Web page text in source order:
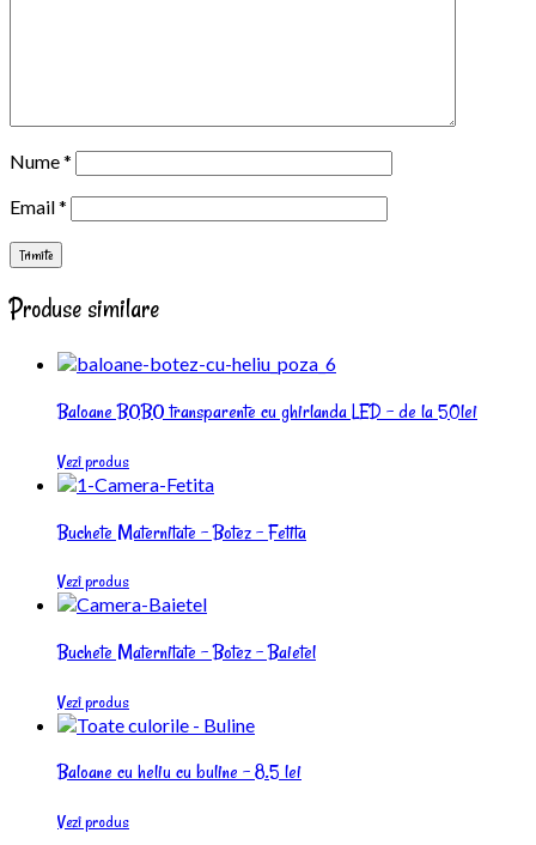
Nume*
Email*
Produse similare
Baloane BOBO transparente cu ghirlanda LED – de la 50lei
Vezi produs
Buchete Maternitate – Botez – Fetita
Vezi produs
Buchete Maternitate – Botez – Baietel
Vezi produs
Baloane cu heliu cu buline – 8.5 lei
Vezi produs